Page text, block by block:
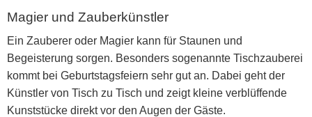
Magier und Zauberkünstler
Ein Zauberer oder Magier kann für Staunen und
Begeisterung sorgen. Besonders sogenannte Tischzauberei
kommt bei Geburtstagsfeiern sehr gut an. Dabei geht der
Künstler von Tisch zu Tisch und zeigt kleine verblüffende
Kunststücke direkt vor den Augen der Gäste.